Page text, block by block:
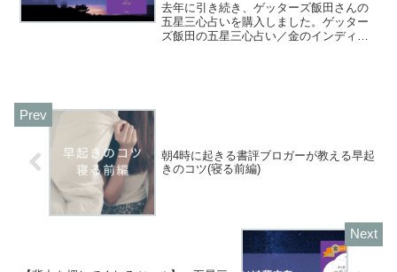
去年に引き続き、ゲッターズ飯田さんの
五星三心占いを購入しました。ゲッター
ズ飯田の五星三心占い／金のインディア
朝4時に起きる書評ブロガーが教える早起
きのコツ(寝る前編)